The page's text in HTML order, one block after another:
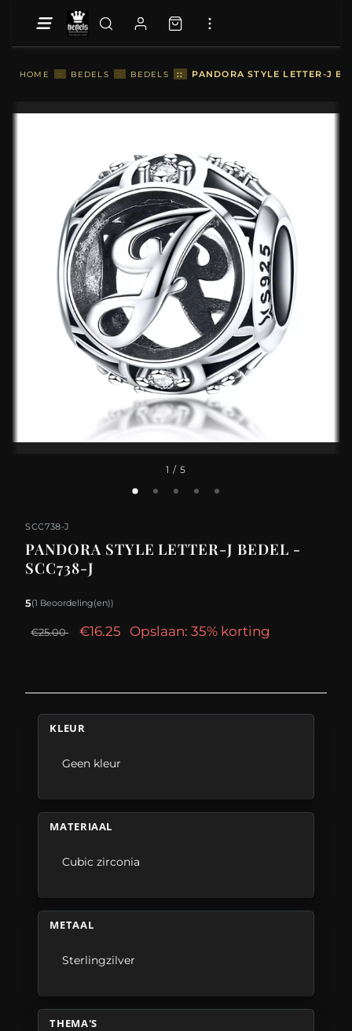
HOME :: BEDELS :: BEDELS :: PANDORA STYLE LETTER-J
1 / 5
SCC738-J
PANDORA STYLE LETTER-J BEDEL -
SCC738-J
5(1 Beoordeling(en))
€25.00 €16.25 Opslaan: 35% korting
KLEUR
Geen kleur
MATERIAAL
Cubic zirconia
METAAL
Sterlingzilver
THEMA'S